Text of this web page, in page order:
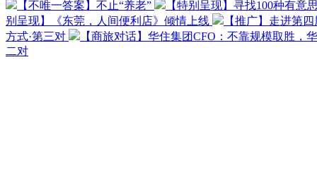
【不唯一答案】不止“养老”
【特别呈现】寻找100种有意
别呈现】《东莞，人间便利店》倾情上线
【推广】走进第
方式·第三对
【商旅对话】华住集团CFO：不靠规模取胜，
二对